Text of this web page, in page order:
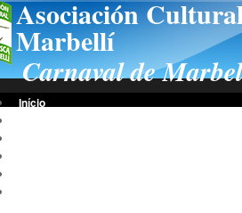
Asociación
Marbellí
Carnaval de
Início